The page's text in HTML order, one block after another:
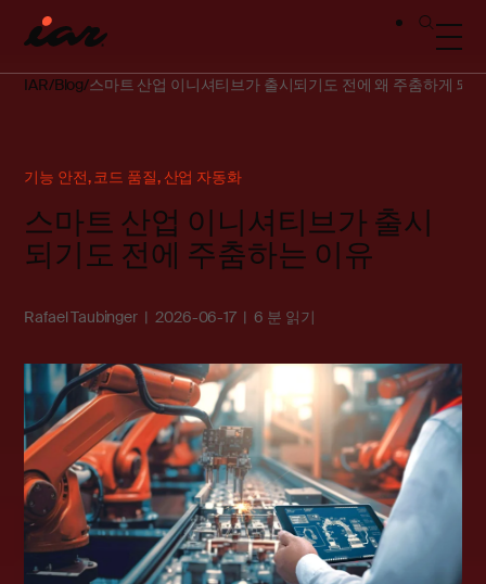
IAR Blog 스마트 산업 이니셔티브가 출시되기도 전에 왜 주춤하게 되
기능 안전,코드 품질,산업 자동화
스마트 산업 이니셔티브가 출시
되기도 전에 주춤하는 이유
Rafael Taubinger 2026-06-17 6 분 읽기